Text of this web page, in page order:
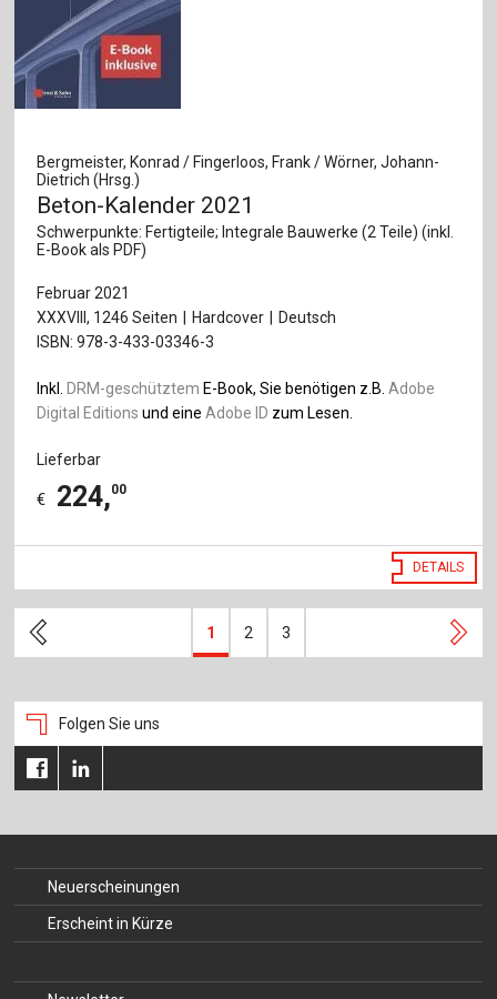
Bergmeister, Konrad / Fingerloos, Frank / Wörner, Johann-
Dietrich (Hrsg.)
Beton-Kalender 2021
Schwerpunkte: Fertigteile; Integrale Bauwerke (2 Teile) (inkl.
E-Book als PDF)
Februar 2021
XXXVIII, 1246 Seiten
Hardcover
Deutsch
ISBN: 978-3-433-03346-3
Inkl. DRM-geschütztem E-Book, Sie benötigen z.B.Adobe
Digital Editions und eineAdobe ID zum Lesen.
Lieferbar
€ 224,00
DETAILS
1 2 3
Folgen Sie uns
Neuerscheinungen
Erscheint in Kürze